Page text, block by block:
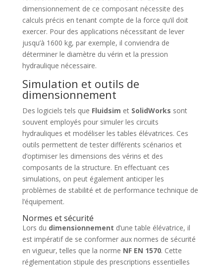
dimensionnement de ce composant nécessite des
calculs précis en tenant compte de la force qu’il doit
exercer. Pour des applications nécessitant de lever
jusqu’à 1600 kg, par exemple, il conviendra de
déterminer le diamètre du vérin et la pression
hydraulique nécessaire.
Simulation et outils de
dimensionnement
Des logiciels tels que Fluidsim et SolidWorks sont
souvent employés pour simuler les circuits
hydrauliques et modéliser les tables élévatrices. Ces
outils permettent de tester différents scénarios et
d’optimiser les dimensions des vérins et des
composants de la structure. En effectuant ces
simulations, on peut également anticiper les
problèmes de stabilité et de performance technique de
l’équipement.
Normes et sécurité
Lors du dimensionnement d’une table élévatrice, il
est impératif de se conformer aux normes de sécurité
en vigueur, telles que la norme NF EN 1570. Cette
réglementation stipule des prescriptions essentielles